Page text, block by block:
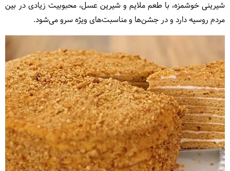
شیرینی خوشمزه، با طعم ملایم و شیرین عسل، محبوبیت زیادی در بین
مردم روسیه دارد و در جشن‌ها و مناسبت‌های ویژه سرو می‌شود.